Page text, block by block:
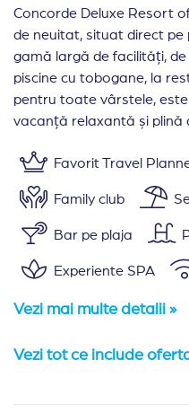
Concorde Deluxe Resort
de neuitat, situat direct pe
gamă largă de facilități,
piscine cu tobogane, la
pentru toate vârstele,
vacanță relaxantă și plină
Favorit Travel
Family club
Bar pe plaja
Experiente SPA
Vezi mai multe detalii »
Vezi tot ce include